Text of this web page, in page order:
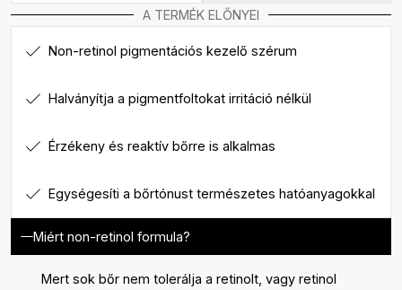
A TERMÉK ELŐNYEI
Non-retinol pigmentációs kezelő szérum
Halványítja a pigmentfoltokat irritáció nélkül
Érzékeny és reaktív bőrre is alkalmas
Egységesíti a bőrtónust természetes hatóanyagokkal
Miért non-retinol formula?
Mert sok bőr nem tolerálja a retinolt, vagy retinol